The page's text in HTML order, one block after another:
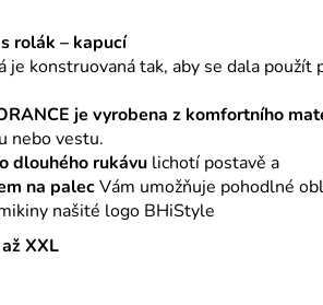
rolák – kapucí
je konstruovaná tak, aby se dala
je vyrobena z komfortního
nebo vestu.
dlouhého rukávu lichotí postavě a
na palecVám umožňuje pohodlné
našité logo BHiStyle
XXL